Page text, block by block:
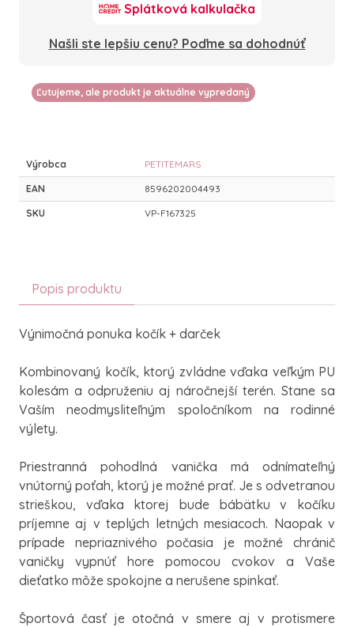
Splátková kalkulačka
Našli ste lepšiu cenu? Poďme sa dohodnúť
Ľutujeme, ale produkt je aktuálne vypredaný
Výrobca PETITEMARS
EAN 8596202004493
SKU VP-F167325
Popis produktu
Výnimočná ponuka kočík + darček
Kombinovaný kočík, ktorý zvládne vďaka veľkým PU
kolesám a odpruženiu aj náročnejší terén. Stane sa
Vaším neodmysliteľným spoločníkom na rodinné
výlety.
Priestranná pohodlná vanička má odnímateľný
vnútorný poťah, ktorý je možné prať. Je s odvetranou
strieškou, vďaka ktorej bude bábätku v kočíku
príjemne aj v teplých letných mesiacoch. Naopak v
prípade nepriaznivého počasia je možné chránič
vaničky vypnúť hore pomocou cvokov a Vaše
dieťatko môže spokojne a nerušene spinkať.
Športová časť je otočná v smere aj v protismere